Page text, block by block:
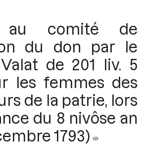
au comité de
du don par le
de 201 liv. 5
les femmes des
de la patrie, lors
du 8 nivôse an
1793)